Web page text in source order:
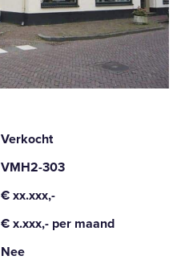
Verkocht
VMH2-303
€ xx.xxx,-
€ x.xxx,- per maand
Nee